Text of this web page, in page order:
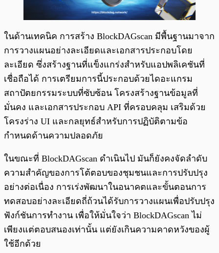
ในด้านเทคนิค การสร้าง BlockDAGscan มีพื้นฐานมาจาก
การวางแผนอย่างละเอียดและเอกสารประกอบโดย
ละเอียด ซึ่งสร้างฐานที่แข็งแกร่งสำหรับแอปพลิเคชันที่
เชื่อถือได้ การเตรียมการนี้ประกอบด้วยไดอะแกรม
สถาปัตยกรรมระบบที่ซับซ้อน โครงสร้างฐานข้อมูลที่
มั่นคง และเอกสารประกอบ API ที่ครอบคลุม เสริมด้วย
โครงร่าง UI และกลยุทธ์สำหรับการปฏิบัติตามข้อ
กำหนดด้านความปลอดภัย
ในขณะที่ BlockDAGscan ดำเนินไป มันก็ยังคงจัดลำดับ
ความสำคัญของการโต้ตอบของชุมชนและการปรับปรุง
อย่างต่อเนื่อง การเร่งพัฒนาในอนาคตและขั้นตอนการ
ทดสอบอย่างละเอียดถี่ถ้วนได้รับการวางแผนเพื่อปรับปรุง
ฟังก์ชันการทำงาน เพื่อให้มั่นใจว่า BlockDAGscan ไม่
เพียงแต่ตอบสนองเท่านั้น แต่ยังเกินความคาดหวังของผู้
ใช้อีกด้วย